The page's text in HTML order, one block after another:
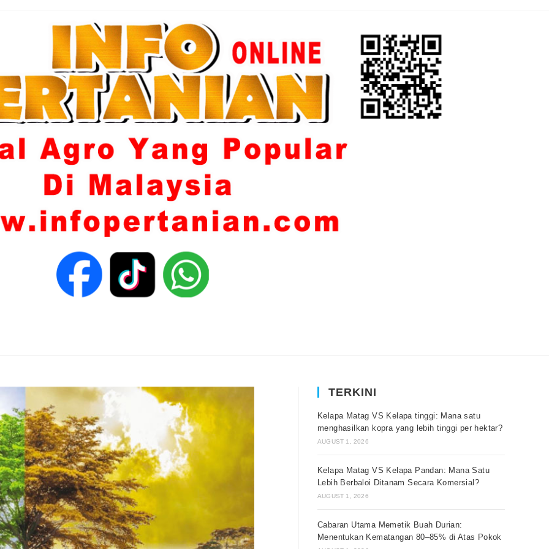
TERKINI
Kelapa Matag VS Kelapa tinggi: Mana satu
menghasilkan kopra yang lebih tinggi per hektar?
AUGUST 1, 2026
Kelapa Matag VS Kelapa Pandan: Mana Satu
Lebih Berbaloi Ditanam Secara Komersial?
AUGUST 1, 2026
Cabaran Utama Memetik Buah Durian:
Menentukan Kematangan 80–85% di Atas Pokok